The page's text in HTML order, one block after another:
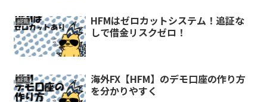
HFM
HFMはゼロカットシステム！追証な
しで借金リスクゼロ！
HFM
海外FX【HFM】のデモ口座の作り方
を分かりやすく